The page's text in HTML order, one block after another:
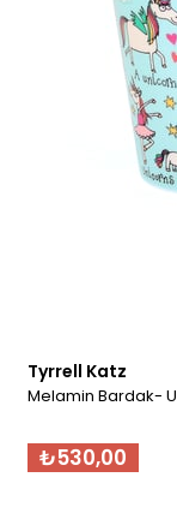
Tyrrell Katz
Melamin Bardak-
₺530,00